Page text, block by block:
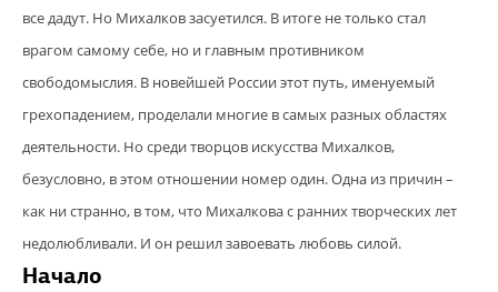
все дадут. Но Михалков засуетился. В итоге не только стал
врагом самому себе, но и главным противником
свободомыслия. В новейшей России этот путь, именуемый
грехопадением, проделали многие в самых разных областях
деятельности. Но среди творцов искусства Михалков,
безусловно, в этом отношении номер один. Одна из причин –
как ни странно, в том, что Михалкова с ранних творческих лет
недолюбливали. И он решил завоевать любовь силой.
Начало